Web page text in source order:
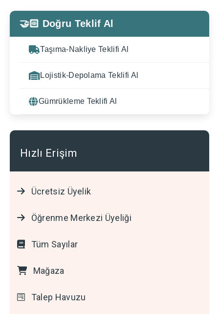
🤝🏻 Doğru Teklif Al
Taşıma-Nakliye Teklifi Al
Lojistik-Depolama Teklifi Al
Gümrükleme Teklifi Al
Hızlı Erişim
Ücretsiz Üyelik
Öğrenme Merkezi Üyeliği
Tüm Sayılar
Mağaza
Talep Havuzu